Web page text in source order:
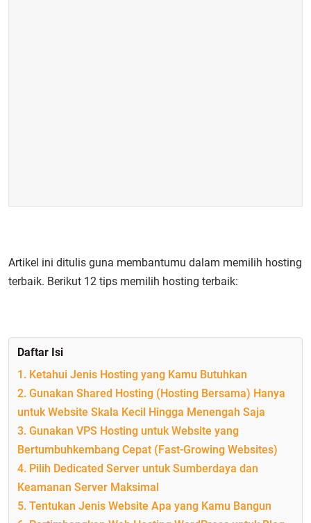
Artikel ini ditulis guna membantumu dalam memilih hosting
terbaik. Berikut 12 tips memilih hosting terbaik:
Daftar Isi
1. Ketahui Jenis Hosting yang Kamu Butuhkan
2. Gunakan Shared Hosting (Hosting Bersama) Hanya
untuk Website Skala Kecil Hingga Menengah Saja
3. Gunakan VPS Hosting untuk Website yang
Bertumbuhkembang Cepat (Fast-Growing Websites)
4. Pilih Dedicated Server untuk Sumberdaya dan
Keamanan Server Maksimal
5. Tentukan Jenis Website Apa yang Kamu Bangun